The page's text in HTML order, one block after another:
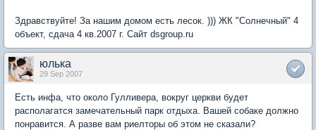
Здравствуйте! За нашим домом есть лесок. ))) ЖК "Солнечный" 4
объект, сдача 4 кв.2007 г. Сайт dsgroup.ru
юлька
29 Sep 2007
Есть инфа, что около Гулливера, вокруг церкви будет
располагатся замечательный парк отдыха. Вашей собаке должно
понравится. А разве вам риелторы об этом не сказали?